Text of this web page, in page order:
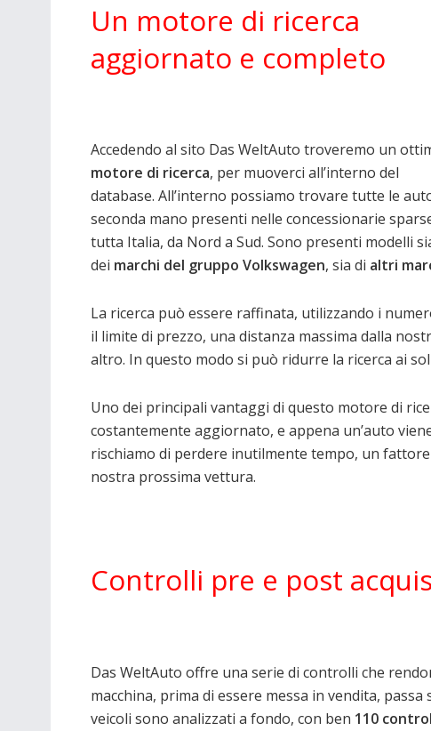
Un motore di ricerca
aggiornato e completo
Accedendo al sito Das WeltAuto troveremo un
motore di ricerca, per muoverci all’interno del
database. All’interno possiamo trovare tutte le
seconda mano presenti nelle concessionarie
tutta Italia, da Nord a Sud. Sono presenti modelli
dei marchi del gruppo Volkswagen, sia di altri
La ricerca può essere raffinata, utilizzando i
il limite di prezzo, una distanza massima dalla
altro. In questo modo si può ridurre la ricerca ai
Uno dei principali vantaggi di questo motore di
costantemente aggiornato, e appena un’auto
rischiamo di perdere inutilmente tempo, un
nostra prossima vettura.
Controlli pre e post
Das WeltAuto offre una serie di controlli che
macchina, prima di essere messa in vendita,
veicoli sono analizzati a fondo, con ben 110